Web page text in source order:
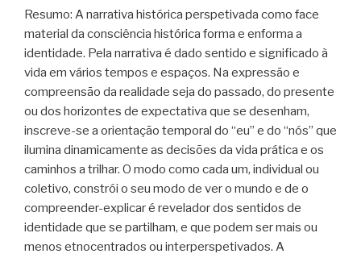
Resumo: A narrativa histórica perspetivada como face
material da consciência histórica forma e enforma a
identidade. Pela narrativa é dado sentido e significado à
vida em vários tempos e espaços. Na expressão e
compreensão da realidade seja do passado, do presente
ou dos horizontes de expectativa que se desenham,
inscreve-se a orientação temporal do “eu” e do “nós” que
ilumina dinamicamente as decisões da vida prática e os
caminhos a trilhar. O modo como cada um, individual ou
coletivo, constrói o seu modo de ver o mundo e de o
compreender-explicar é revelador dos sentidos de
identidade que se partilham, e que podem ser mais ou
menos etnocentrados ou interperspetivados. A